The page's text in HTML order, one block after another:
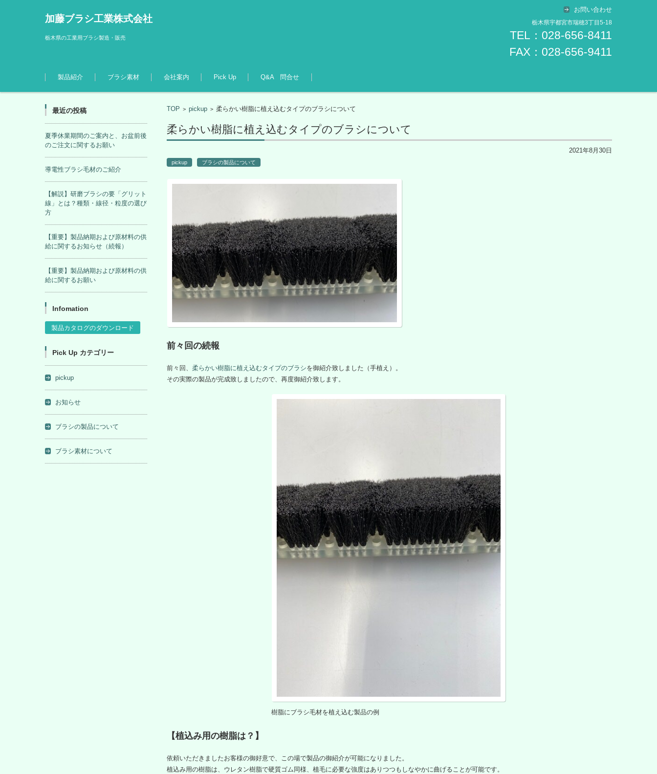
加藤ブラシ工業株式会社
栃木県の工業用ブラシ製造・販売
お問い合わせ
栃木県宇都宮市瑞穂3丁目5-18
TEL：028-656-8411
FAX：028-656-9411
製品紹介
ブラシ素材 会社案内 Pick Up Q&A 問合せ
TOP > pickup> 柔らかい樹脂に植え込むタイプのブラシについて
柔らかい樹脂に植え込むタイプのブラシについて
2021年8月30日
pickup ブラシの製品について
前々回の続報
前々回、 柔らかい樹脂に植え込むタイプのブラシを御紹介致しました（手植え）。
その実際の製品が完成致しましたので、再度御紹介致します。
樹脂にブラシ毛材を植え込む製品の例
【植込み用の樹脂は？】
依頼いただきましたお客様の御好意で、この場で製品の御紹介が可能になりました。
植込み用の樹脂は、ウレタン樹脂で硬質ゴム同様、植毛に必要な強度はありつつもしなやかに曲げることが可能です。
最近の投稿
夏季休業期間のご案内と、お盆前後
のご注文に関するお願い
導電性ブラシ毛材のご紹介
【解説】研磨ブラシの要「グリット
線」とは？種類・線径・粒度の選び
方
【重要】製品納期および原材料の供
給に関するお知らせ（続報）
【重要】製品納期および原材料の供
給に関するお願い
Infomation
製品カタログのダウンロード
Pick Up カテゴリー
pickup
お知らせ
ブラシの製品について
ブラシ素材について